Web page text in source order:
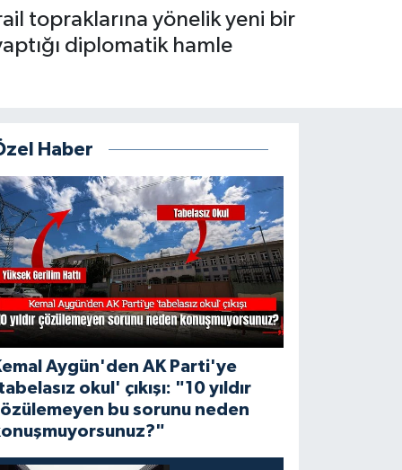
topraklarına yönelik yeni bir
diplomatik hamle
Haber
Aygün'den AK Parti'ye
okul' çıkışı: "10 yıldır
bu sorunu neden